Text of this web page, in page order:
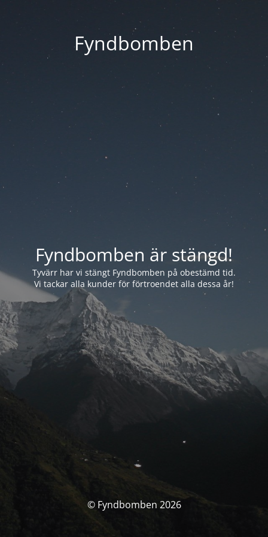
Fyndbomben
Fyndbomben är stängd!
Tyvärr har vi stängt Fyndbomben på obestämd tid.
Vi tackar alla kunder för förtroendet alla dessa år!
© Fyndbomben 2026